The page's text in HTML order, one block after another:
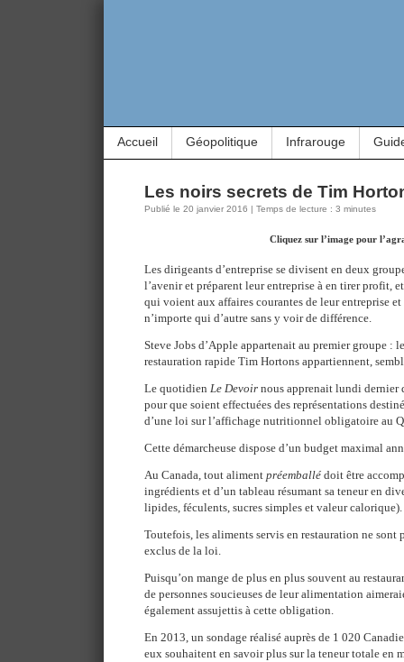
Accueil Géopolitique Infrarouge
Les noirs secrets de Tim
Publié le 20 janvier 2016 | Temps de lecture : 3 minutes
Cliquez sur l’image pour
Les dirigeants d’entreprise se divisent en deux
l’avenir et préparent leur entreprise à en tirer profit,
qui voient aux affaires courantes de leur entreprise
n’importe qui d’autre sans y voir de différence.
Steve Jobs d’Apple appartenait au premier groupe :
restauration rapide Tim Hortons appartiennent,
Le quotidien Le Devoir nous apprenait lundi dernier
pour que soient effectuées des représentations
d’une loi sur l’affichage nutritionnel obligatoire au
Cette démarcheuse dispose d’un budget maximal
Au Canada, tout aliment préemballé doit être
ingrédients et d’un tableau résumant sa teneur en
lipides, féculents, sucres simples et valeur calorique).
Toutefois, les aliments servis en restauration ne sont
exclus de la loi.
Puisqu’on mange de plus en plus souvent au
de personnes soucieuses de leur alimentation
également assujettis à cette obligation.
En 2013, un sondage réalisé auprès de 1 020
eux souhaitent en savoir plus sur la teneur totale en